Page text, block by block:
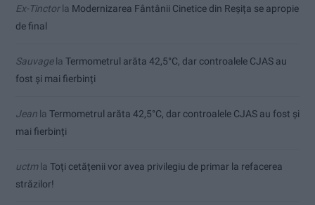
Ex-Tinctorla Modernizarea Fântânii Cinetice din Reșița se apropie
de final
Sauvagela Termometrul arăta 42,5°C, dar controalele CJAS au
fost și mai fierbinți
Jean la Termometrul arăta 42,5°C, dar controalele CJAS au fost și
mai fierbinți
uctmla Toți cetățenii vor avea privilegiu de primar la refacerea
străzilor!